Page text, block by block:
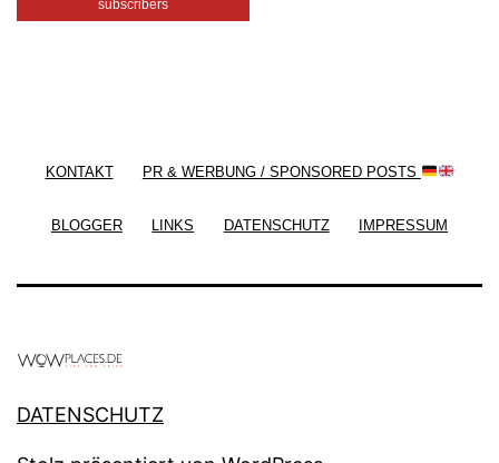
subscribers
KONTAKT PR & WERBUNG / SPONSORED POSTS
BLOGGER LINKS DATENSCHUTZ IMPRESSUM
DATENSCHUTZ